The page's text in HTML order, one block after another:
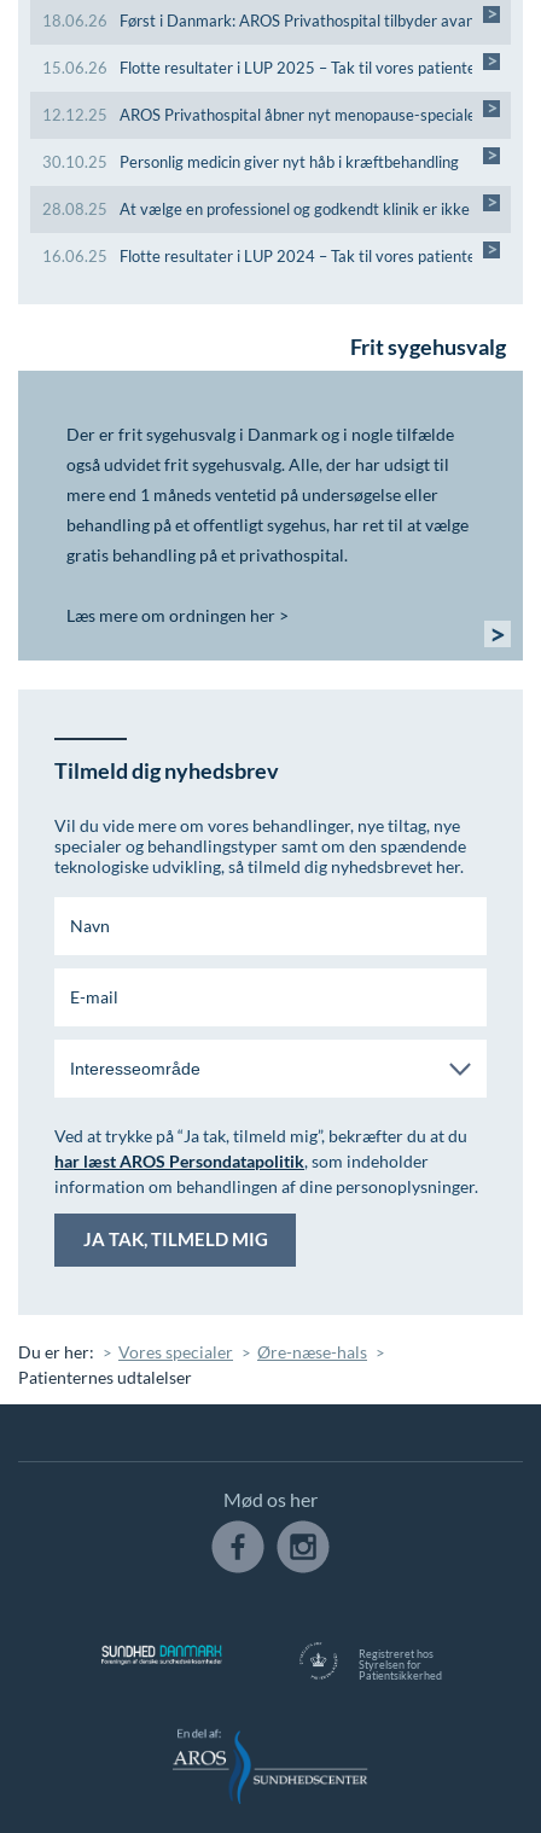
18.06.26 Først i Danmark: AROS Privathospital tilbyder avanceret
>
15.06.26 Flotte resultater i LUP 2025 – Tak til vores patienter!>
12.12.25 AROS Privathospital åbner nyt menopause-speciale >
30.10.25 Personlig medicin giver nyt håb i kræftbehandling >
28.08.25 At vælge en professionel og godkendt klinik er ikke kun et
>
16.06.25 Flotte resultater i LUP 2024 – Tak til vores patienter!>
Frit sygehusvalg
Der er frit sygehusvalg i Danmark og i nogle tilfælde
også udvidet frit sygehusvalg. Alle, der har udsigt til
mere end 1 måneds ventetid på undersøgelse eller
behandling på et offentligt sygehus, har ret til at vælge
gratis behandling på et privathospital.
Læs mere om ordningen her >
>
Tilmeld dig nyhedsbrev
Vil du vide mere om vores behandlinger, nye tiltag, nye
specialer og behandlingstyper samt om den spændende
teknologiske udvikling, så tilmeld dig nyhedsbrevet her.
Interesseområde
Ved at trykke på “Ja tak, tilmeld mig”, bekræfter du at du
har læst AROS Persondatapolitik, som indeholder
information om behandlingen af dine personoplysninger.
Du er her: Vores specialer
Øre-næse-hals
Patienternes udtalelser
Registreret hos
Styrelsen for
Patientsikkerhed
Mød os her